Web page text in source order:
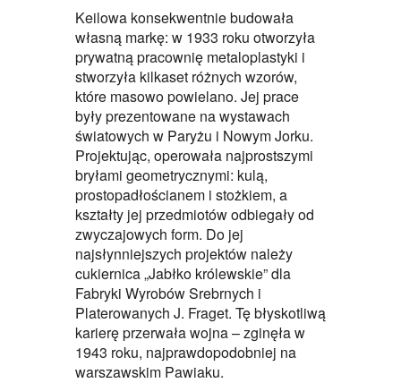
Keilowa konsekwentnie budowała
własną markę: w 1933 roku otworzyła
prywatną pracownię metaloplastyki i
stworzyła kilkaset różnych wzorów,
które masowo powielano. Jej prace
były prezentowane na wystawach
światowych w Paryżu i Nowym Jorku.
Projektując, operowała najprostszymi
bryłami geometrycznymi: kulą,
prostopadłościanem i stożkiem, a
kształty jej przedmiotów odbiegały od
zwyczajowych form. Do jej
najsłynniejszych projektów należy
cukiernica „Jabłko królewskie” dla
Fabryki Wyrobów Srebrnych i
Platerowanych J. Fraget. Tę błyskotliwą
karierę przerwała wojna – zginęła w
1943 roku, najprawdopodobniej na
warszawskim Pawiaku.